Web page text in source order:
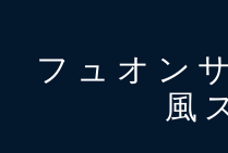
フュオン
風